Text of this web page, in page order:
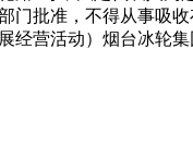
批准，不得从事吸
营活动）烟台冰轮